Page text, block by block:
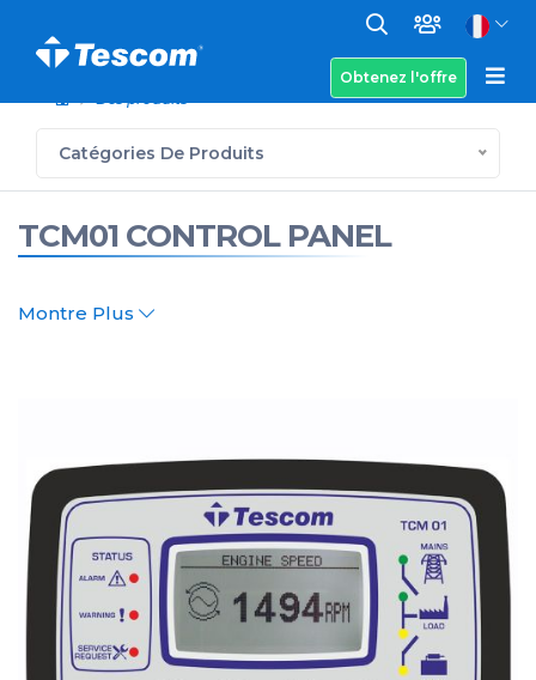
Obtenez l'offre
Des produits
Catégories De Produits
TCM01 CONTROL PANEL
Montre Plus